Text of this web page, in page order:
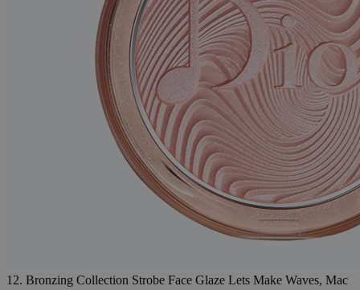
12. Bronzing Collection Strobe Face Glaze Lets Make Waves, Mac